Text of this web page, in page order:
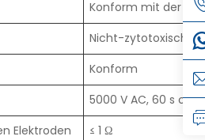
Konform mit der
Nicht-zytotoxisch
Konform
5000 V AC, 60 s
Elektroden
≤ 1 Ω